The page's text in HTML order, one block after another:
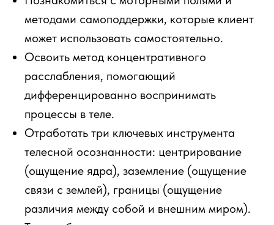
методами самоподдержки, которые клиент
может использовать самостоятельно.
Освоить метод концентративного
расслабления, помогающий
дифференцированно воспринимать
процессы в теле.
Отработать три ключевых инструмента
телесной осознанности: центрирование
(ощущение ядра), заземление (ощущение
связи с землей), границы (ощущение
различия между собой и внешним миром).